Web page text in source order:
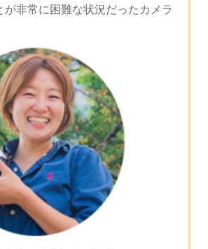
が非常に困難な状況だったカメラ